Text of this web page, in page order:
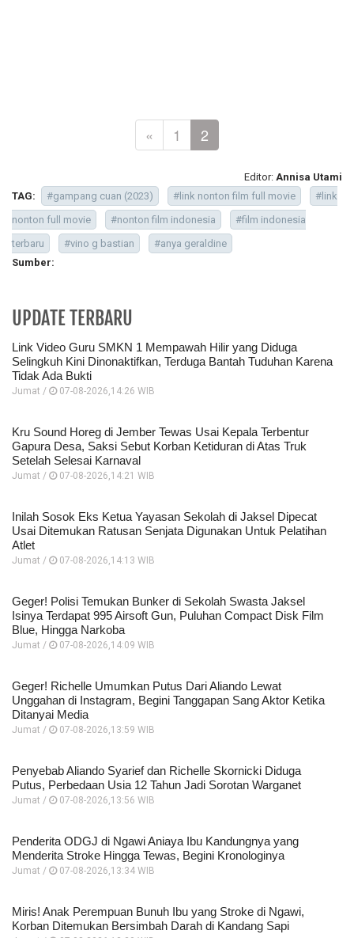
« 1 2
Editor: Annisa Utami
TAG:
#gampang cuan (2023) #link nonton film full movie
#link
nonton full movie
#nonton film indonesia
#film indonesia
terbaru
#vino g bastian
#anya geraldine
Sumber:
UPDATE TERBARU
Link Video Guru SMKN 1 Mempawah Hilir yang Diduga
Selingkuh Kini Dinonaktifkan, Terduga Bantah Tuduhan Karena
Tidak Ada Bukti
Jumat / 07-08-2026,14:26 WIB
Kru Sound Horeg di Jember Tewas Usai Kepala Terbentur
Gapura Desa, Saksi Sebut Korban Ketiduran di Atas Truk
Setelah Selesai Karnaval
Jumat / 07-08-2026,14:21 WIB
Inilah Sosok Eks Ketua Yayasan Sekolah di Jaksel Dipecat
Usai Ditemukan Ratusan Senjata Digunakan Untuk Pelatihan
Atlet
Jumat / 07-08-2026,14:13 WIB
Geger! Polisi Temukan Bunker di Sekolah Swasta Jaksel
Isinya Terdapat 995 Airsoft Gun, Puluhan Compact Disk Film
Blue, Hingga Narkoba
Jumat / 07-08-2026,14:09 WIB
Geger! Richelle Umumkan Putus Dari Aliando Lewat
Unggahan di Instagram, Begini Tanggapan Sang Aktor Ketika
Ditanyai Media
Jumat / 07-08-2026,13:59 WIB
Penyebab Aliando Syarief dan Richelle Skornicki Diduga
Putus, Perbedaan Usia 12 Tahun Jadi Sorotan Warganet
Jumat / 07-08-2026,13:56 WIB
Penderita ODGJ di Ngawi Aniaya Ibu Kandungnya yang
Menderita Stroke Hingga Tewas, Begini Kronologinya
Jumat / 07-08-2026,13:34 WIB
Miris! Anak Perempuan Bunuh Ibu yang Stroke di Ngawi,
Korban Ditemukan Bersimbah Darah di Kandang Sapi